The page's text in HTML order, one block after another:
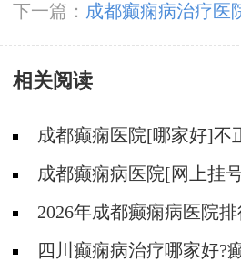
癫痫病?
下一篇： 成都癫痫病治疗医
痫治疗怎么靠谱呢?
相关阅读
成都癫痫医院[哪家好]不
着什么?
成都癫痫病医院[网上挂
问题?2026年成都癫痫病医院
的发作表现？
四川癫痫病治疗哪家好?